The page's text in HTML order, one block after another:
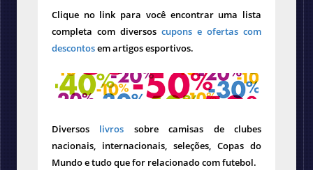
Clique no link para você encontrar uma lista
completa com diversos cupons e ofertas com
descontosem artigos esportivos.
Diversos livros sobre camisas de clubes
nacionais, internacionais, seleções, Copas do
Mundo e tudo que for relacionado com futebol.